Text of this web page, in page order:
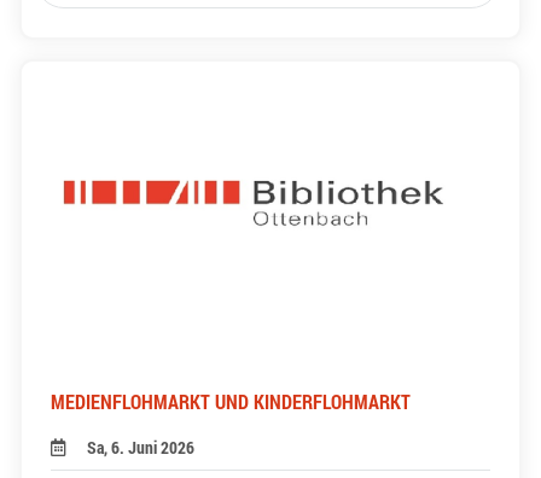
MEDIENFLOHMARKT UND KINDERFLOHMARKT
Sa, 6. Juni 2026